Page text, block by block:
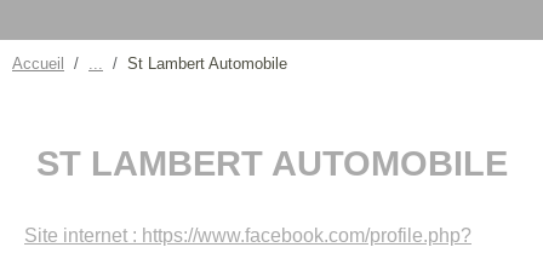
Accueil St Lambert Automobile
ST LAMBERT AUTOMOBILE
Site internet : https://www.facebook.com/profile.php?